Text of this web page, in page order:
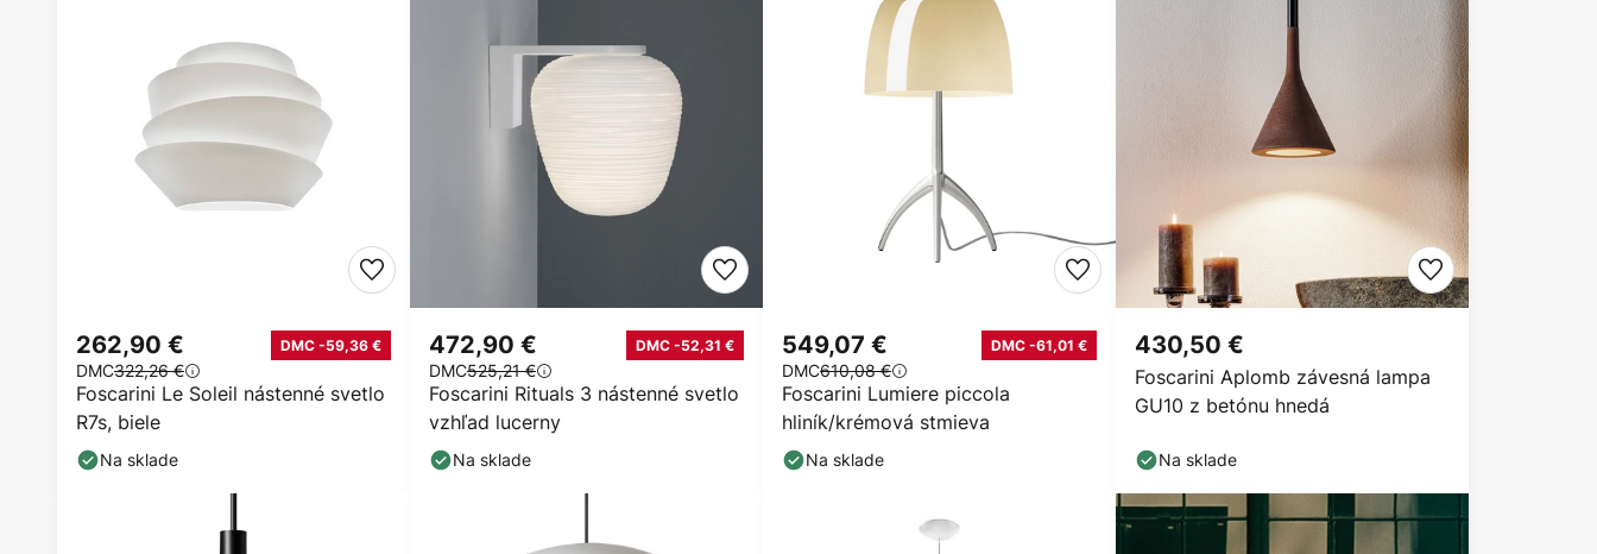
Foscarini Le Soleil nástenné svetlo
R7s, biele
262,90 € DMC -59,36 €
DMC322,26 €
Na sklade
Foscarini Rituals 3 nástenné svetlo
vzhľad lucerny
472,90 € DMC -52,31 €
DMC525,21 €
Na sklade
Foscarini Lumiere piccola
hliník/krémová stmieva
549,07 € DMC -61,01 €
DMC610,08 €
Na sklade
Foscarini Aplomb závesná lampa
GU10 z betónu hnedá
430,50 €
Na sklade